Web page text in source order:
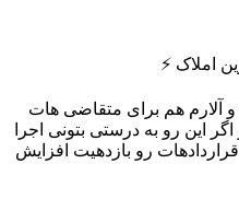
املاک ⚡️
و آلارم هم برای متقاضی هات
این رو به درستی بتونی اجرا
رو بازدهیت افزایش